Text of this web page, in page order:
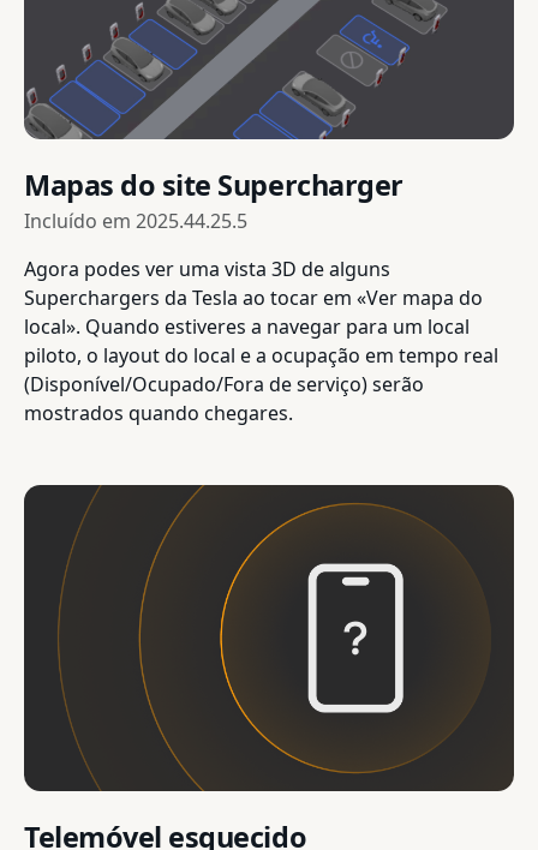
Mapas do site Supercharger
Incluído em 2025.44.25.5
Agora podes ver uma vista 3D de alguns
Superchargers da Tesla ao tocar em «Ver mapa do
local». Quando estiveres a navegar para um local
piloto, o layout do local e a ocupação em tempo real
(Disponível/Ocupado/Fora de serviço) serão
mostrados quando chegares.
Telemóvel esquecido